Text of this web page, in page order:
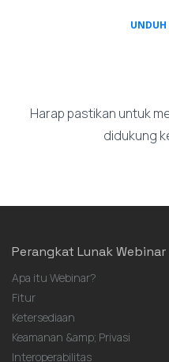
UNDUH
Harap pastikan untuk
didukung
Perangkat Lunak Webinar
Apa itu Webinar?
Fitur
Ketersediaan
Keamanan &amp; Privasi
Interoperabilitas